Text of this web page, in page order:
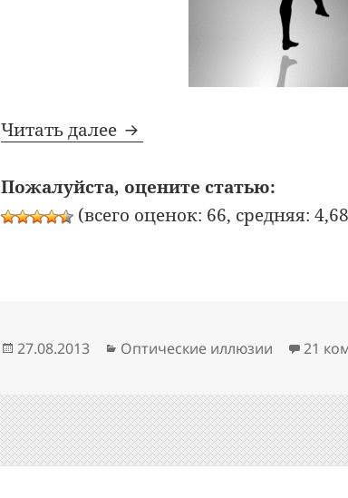
Читать далее Оптическая иллюзия: в
Пожалуйста, оцените статью:
(всего оценок: 66, средняя:
Опубликовано
27.08.2013 Рубрики
Оптические иллюзии 21